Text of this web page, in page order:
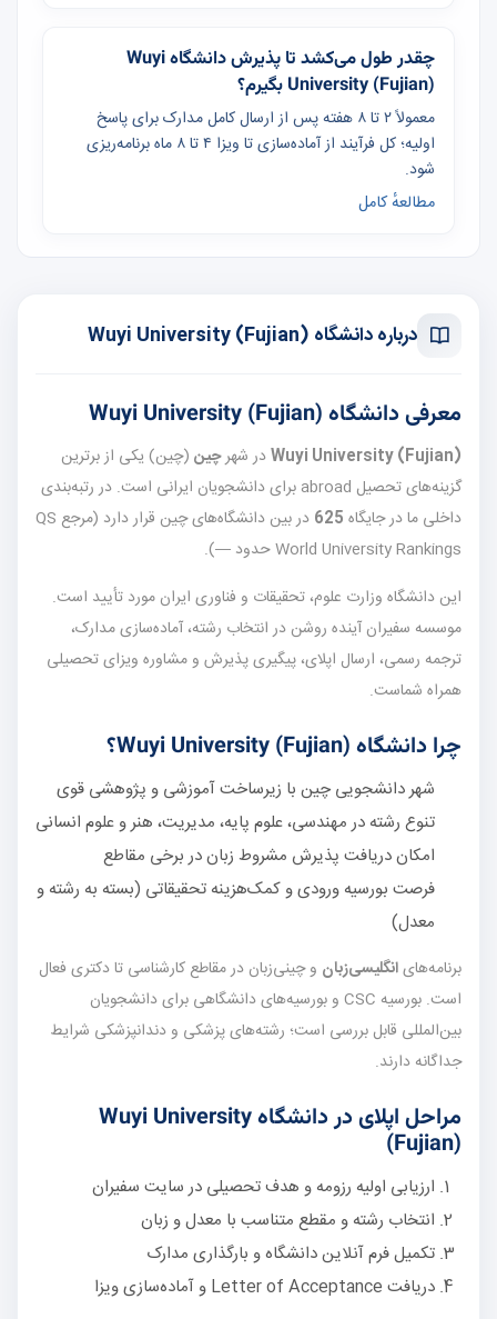
چقدر طول می‌کشد تا پذیرش دانشگاه Wuyi
University (Fujian) بگیرم؟
معمولاً ۲ تا ۸ هفته پس از ارسال کامل مدارک برای پاسخ
اولیه؛ کل فرآیند از آماده‌سازی تا ویزا ۴ تا ۸ ماه برنامه‌ریزی
شود.
مطالعهٔ کامل
درباره دانشگاه Wuyi University (Fujian)
معرفی دانشگاه Wuyi University (Fujian)
Wuyi University (Fujian)در شهرچین (چین) یکی از برترین
گزینه‌های تحصیل abroad برای دانشجویان ایرانی است. در رتبه‌بندی
داخلی ما در جایگاه 625
در بین دانشگاه‌های چین قرار دارد (مرجع QS
World University Rankings حدود —).
این دانشگاه وزارت علوم، تحقیقات و فناوری ایران مورد تأیید است.
موسسه سفیران آینده روشن در انتخاب رشته، آماده‌سازی مدارک،
ترجمه رسمی، ارسال اپلای، پیگیری پذیرش و مشاوره ویزای تحصیلی
همراه شماست.
چرا دانشگاه Wuyi University (Fujian)؟
شهر دانشجویی چین با زیرساخت آموزشی و پژوهشی قوی
تنوع رشته در مهندسی، علوم پایه، مدیریت، هنر و علوم انسانی
امکان دریافت پذیرش مشروط زبان در برخی مقاطع
فرصت بورسیه ورودی و کمک‌هزینه تحقیقاتی (بسته به رشته و
معدل)
برنامه‌هایانگلیسی‌زبان و چینی‌زبان در مقاطع کارشناسی تا دکتری فعال
است. بورسیه CSC و بورسیه‌های دانشگاهی برای دانشجویان
بین‌المللی قابل بررسی است؛ رشته‌های پزشکی و دندانپزشکی شرایط
جداگانه دارند.
مراحل اپلای در دانشگاه Wuyi University
(Fujian)
ارزیابی اولیه رزومه و هدف تحصیلی در سایت سفیران
انتخاب رشته و مقطع متناسب با معدل و زبان
تکمیل فرم آنلاین دانشگاه و بارگذاری مدارک
دریافت Letter of Acceptance و آماده‌سازی ویزا